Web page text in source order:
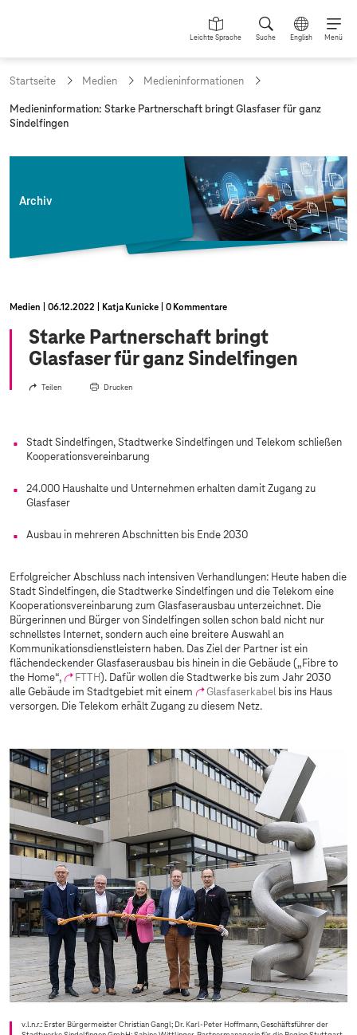
Leichte Sprache Suche English Menü
Startseite Medien Medieninformationen
a
k
Medieninformation: Starke Partnerschaft bringt Glasfaser für ganz
Sindelfingen
Archiv
Medien 06.12.2022 Katja Kunicke 0 Kommentare
Starke Partnerschaft bringt
Glasfaser für ganz Sindelfingen
Teilen Drucken
Stadt Sindelfingen, Stadtwerke Sindelfingen und Telekom schließen
Kooperationsvereinbarung
24.000 Haushalte und Unternehmen erhalten damit Zugang zu
Glasfaser
Ausbau in mehreren Abschnitten bis Ende 2030
Erfolgreicher Abschluss nach intensiven Verhandlungen: Heute haben die
Stadt Sindelfingen, die Stadtwerke Sindelfingen und die Telekom eine
Kooperationsvereinbarung zum Glasfaserausbau unterzeichnet. Die
Bürgerinnen und Bürger von Sindelfingen sollen schon bald nicht nur
schnellstes Internet, sondern auch eine breitere Auswahl an
Kommunikationsdienstleistern haben. Das Ziel der Partner ist ein
flächendeckender Glasfaserausbau bis hinein in die Gebäude („Fibre to
the Home“,
FTTH ). Dafür wollen die Stadtwerke bis zum Jahr 2030
alle Gebäude im Stadtgebiet mit einem
Glasfaserkabel bis ins Haus
versorgen. Die Telekom erhält Zugang zu diesem Netz.
v.l.n.r.: Erster Bürgermeister Christian Gangl; Dr. Karl-Peter Hoffmann, Geschäftsführer der